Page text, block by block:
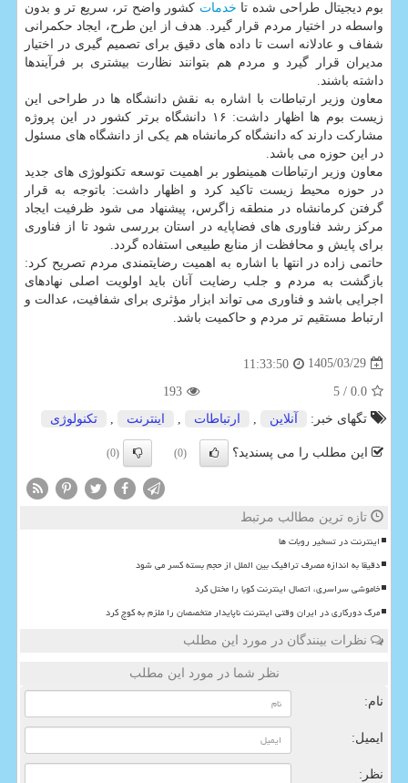
بوم دیجیتال طراحی شده تا خدمات کشور واضح تر، سریع تر و بدون
واسطه در اختیار مردم قرار گیرد. هدف از این طرح، ایجاد حکمرانی
شفاف و عادلانه است تا داده های دقیق برای تصمیم گیری در اختیار
مدیران قرار گیرد و مردم هم بتوانند نظارت بیشتری بر فرآیندها
داشته باشند.
معاون وزیر ارتباطات با اشاره به نقش دانشگاه ها در طراحی این
زیست بوم ها اظهار داشت: ۱۶ دانشگاه برتر کشور در این پروژه
مشارکت دارند که دانشگاه کرمانشاه هم یکی از دانشگاه های مسئول
در این حوزه می باشد.
معاون وزیر ارتباطات همینطور بر اهمیت توسعه تکنولوژی های جدید
در حوزه محیط زیست تاکید کرد و اظهار داشت: باتوجه به قرار
گرفتن کرمانشاه در منطقه زاگرس، پیشنهاد می شود ظرفیت ایجاد
مرکز رشد فناوری های فضاپایه در استان بررسی شود تا از فناوری
برای پایش و محافظت از منابع طبیعی استفاده گردد.
حاتمی زاده در انتها با اشاره به اهمیت رضایتمندی مردم تصریح کرد:
بازگشت به مردم و جلب رضایت آنان باید اولویت اصلی نهادهای
اجرایی باشد و فناوری می تواند ابزار مؤثری برای شفافیت، عدالت و
ارتباط مستقیم تر مردم و حاکمیت باشد.
1405/03/29
11:33:50
0.0
/ 5
193
تگهای خبر:
آنلاین , ارتباطات , اینترنت , تكنولوژی
این مطلب را می پسندید؟ (0)
(0)
تازه ترین مطالب مرتبط
اینترنت در تسخیر روبات ها
دقیقا به اندازه مصرف ترافیک بین الملل از حجم بسته کسر می شود
خاموشی سراسری، اتصال اینترنت کوبا را مختل کرد
مرگ دورکاری در ایران وقتی اینترنت ناپایدار متخصصان را ملزم به کوچ کرد
نظرات بینندگان در مورد این مطلب
نظر شما در مورد این مطلب
نام:
ایمیل:
نظر: